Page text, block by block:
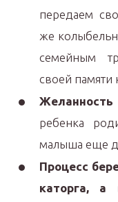
передаем
же
семейным
своей памяти
Желанность
ребенка
малыша еще
Процесс
каторга, а